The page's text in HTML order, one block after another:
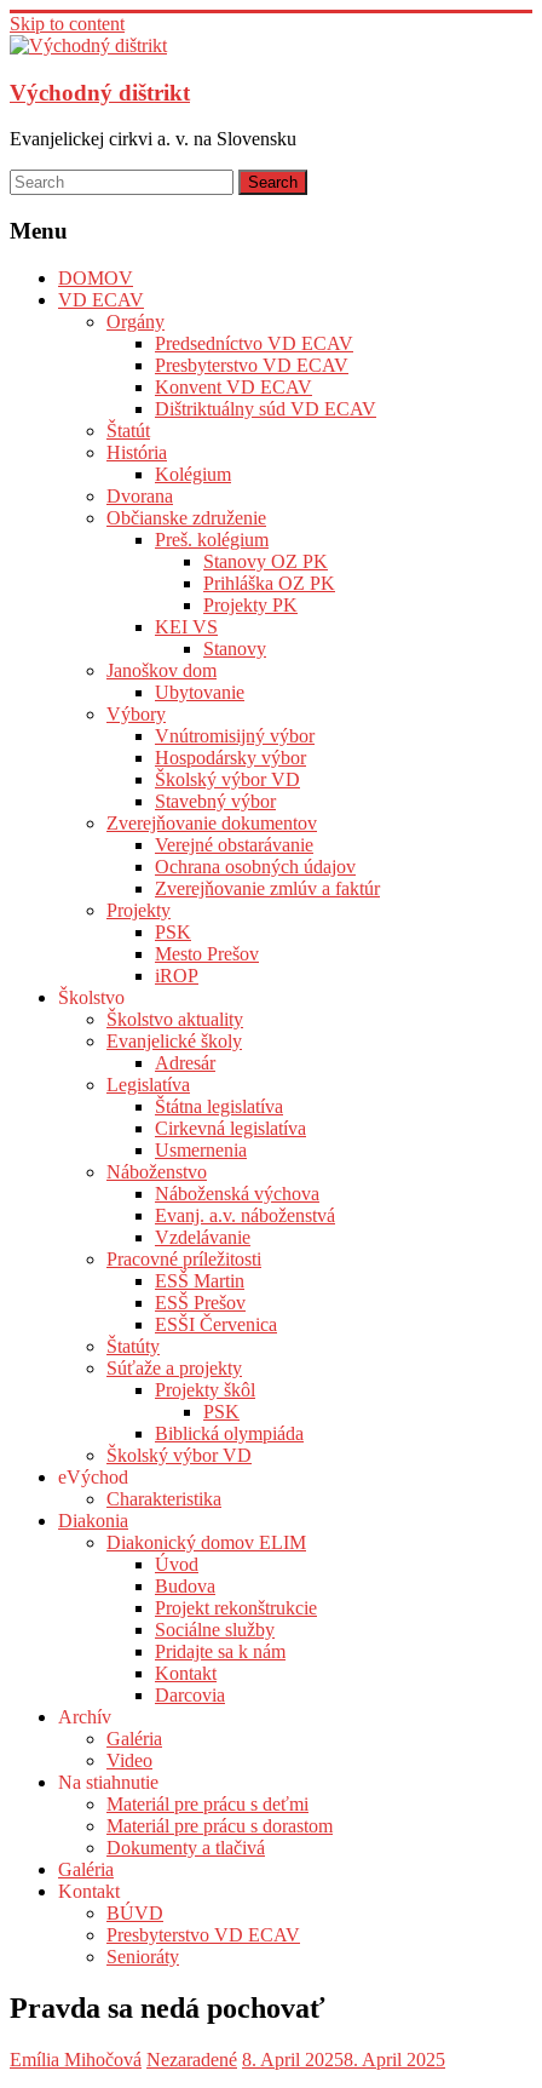
Skip to content
Východný dištrikt
Evanjelickej cirkvi a. v. na Slovensku
Menu
DOMOV
VD ECAV
Orgány
Predsedníctvo VD ECAV
Presbyterstvo VD ECAV
Konvent VD ECAV
Dištriktuálny súd VD ECAV
Štatút
História
Kolégium
Dvorana
Občianske združenie
Preš. kolégium
Stanovy OZ PK
Prihláška OZ PK
Projekty PK
KEI VS
Stanovy
Janoškov dom
Ubytovanie
Výbory
Vnútromisijný výbor
Hospodársky výbor
Školský výbor VD
Stavebný výbor
Zverejňovanie dokumentov
Verejné obstarávanie
Ochrana osobných údajov
Zverejňovanie zmlúv a faktúr
Projekty
PSK
Mesto Prešov
iROP
Školstvo
Školstvo aktuality
Evanjelické školy
Adresár
Legislatíva
Štátna legislatíva
Cirkevná legislatíva
Usmernenia
Náboženstvo
Náboženská výchova
Evanj. a.v. náboženstvá
Vzdelávanie
Pracovné príležitosti
ESŠ Martin
ESŠ Prešov
ESŠI Červenica
Štatúty
Súťaže a projekty
Projekty škôl
PSK
Biblická olympiáda
Školský výbor VD
eVýchod
Charakteristika
Diakonia
Diakonický domov ELIM
Úvod
Budova
Projekt rekonštrukcie
Sociálne služby
Pridajte sa k nám
Kontakt
Darcovia
Archív
Galéria
Video
Na stiahnutie
Materiál pre prácu s deťmi
Materiál pre prácu s dorastom
Dokumenty a tlačivá
Galéria
Kontakt
BÚVD
Presbyterstvo VD ECAV
Senioráty
Pravda sa nedá pochovať
Emília Mihočová Nezaradené 8. April 20258. April 2025